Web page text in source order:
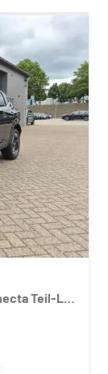
1.3 DIG-T MHEV 158 PS X-Tronic N-Connecta Teil-Leder PanoGlasdach Klimaautomatik Sitzheizung Lenkradheizung Navi ACC PDC v+h 360°Kamera DAB Bluetooth Touchscreen Apple CarPlay Android Auto 18"LM